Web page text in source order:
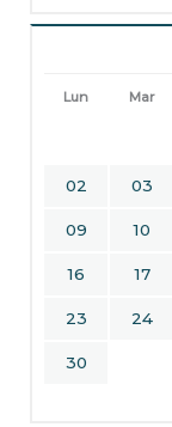
Lun Mar
02 03
09 10
16 17
23 24
30